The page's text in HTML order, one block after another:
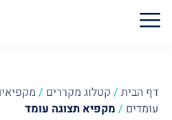
דף הבית / קטלוג מקררים /
עומדים / מקפיא תצוגה עומד